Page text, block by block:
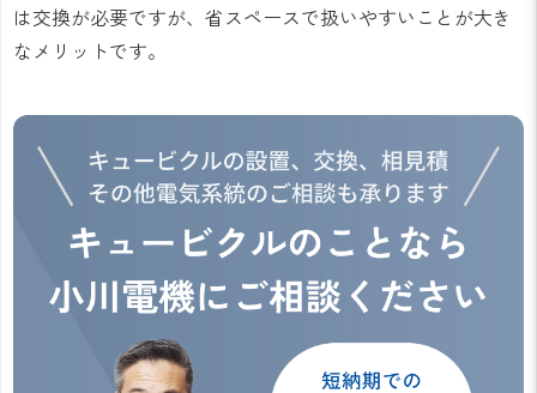
は交換が必要ですが、省スペースで扱いやすいことが大き
なメリットです。